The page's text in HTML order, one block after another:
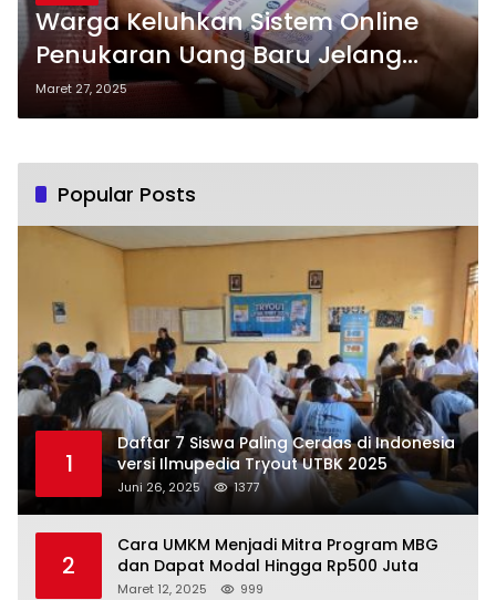
Warga Keluhkan Sistem Online
Penukaran Uang Baru Jelang
Lebaran
Maret 27, 2025
Popular Posts
1
Daftar 7 Siswa Paling Cerdas di Indonesia
versi Ilmupedia Tryout UTBK 2025
Juni 26, 2025 1377
2
Cara UMKM Menjadi Mitra Program MBG
dan Dapat Modal Hingga Rp500 Juta
Maret 12, 2025 999